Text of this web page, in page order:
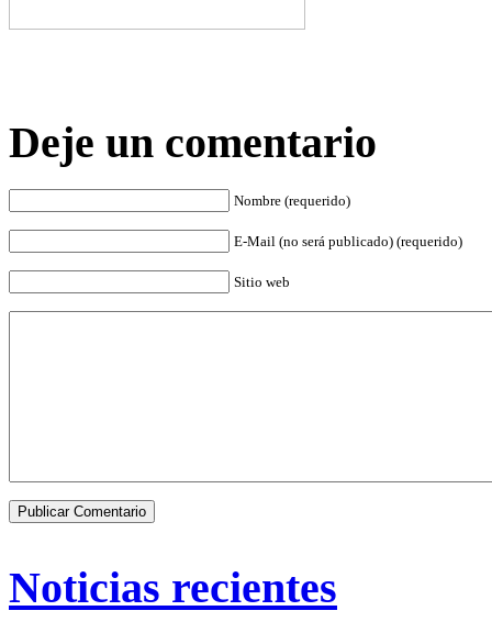
Deje un comentario
Nombre (requerido)
E-Mail (no será publicado) (requerido)
Sitio web
Noticias recientes